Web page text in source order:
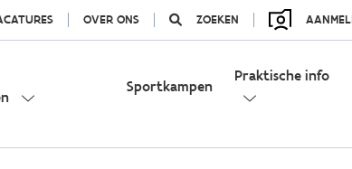
OVER ONS ZOEKEN
Sportkampen
Praktische info